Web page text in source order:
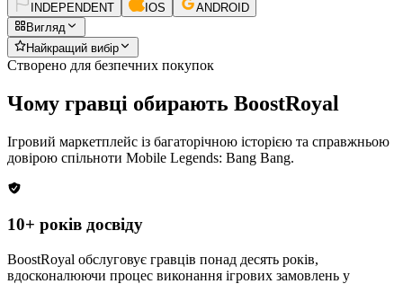
INDEPENDENT
IOS
ANDROID
Вигляд
Найкращий вибір
Створено для безпечних покупок
Чому гравці обирають BoostRoyal
Ігровий маркетплейс із багаторічною історією та справжньою
довірою спільноти Mobile Legends: Bang Bang.
10+ років досвіду
BoostRoyal обслуговує гравців понад десять років,
вдосконалюючи процес виконання ігрових замовлень у